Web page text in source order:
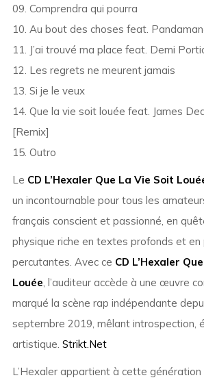
09. Comprendra qui pourra
10. Au bout des choses feat.
11. J’ai trouvé ma place feat. Demi
12. Les regrets ne meurent jamais
13. Si je le veux
14. Que la vie soit louée feat. James
[Remix]
15. Outro
Le CD L’Hexaler Que La Vie Soit
un incontournable pour tous les
français conscient et passionné, en
physique riche en textes profonds et en
percutantes. Avec ce CD L’Hexaler
Louée, l’auditeur accède à une œuvre
marqué la scène rap indépendante
septembre 2019, mêlant introspection,
artistique. Strikt.Net
L’Hexaler appartient à cette